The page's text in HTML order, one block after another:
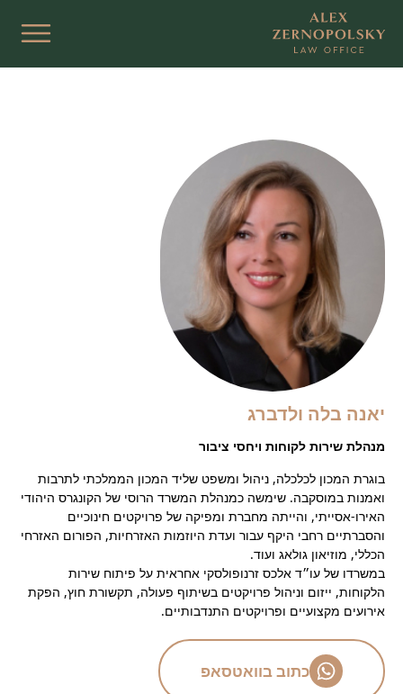
יאנה בלה ולדברג
מנהלת שירות לקוחות ויחסי ציבור
בוגרת המכון לכלכלה, ניהול ומשפט שליד המכון הממלכתי לתרבות
ואמנות במוסקבה. שימשה כמנהלת המשרד הרוסי של הקונגרס היהודי
האירו-אסייתי, והייתה מחברת ומפיקה של פרויקטים חינוכיים
והסברתיים רחבי היקף עבור ועדת היוזמות האזרחיות, הפורום האזרחי
הכללי, מוזיאון גולאג ועוד.
במשרדו של עו״ד אלכס זרנופולסקי אחראית על פיתוח שירות
הלקוחות, ייזום וניהול פרויקטים בשיתוף פעולה, תקשורת חוץ, הפקת
אירועים מקצועיים ופרויקטים התנדבותיים.
כתוב בוואטסאפ